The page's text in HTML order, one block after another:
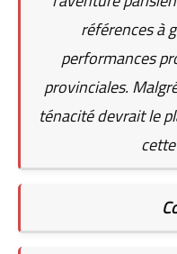
références à
performances
provinciales.
ténacité devrait le